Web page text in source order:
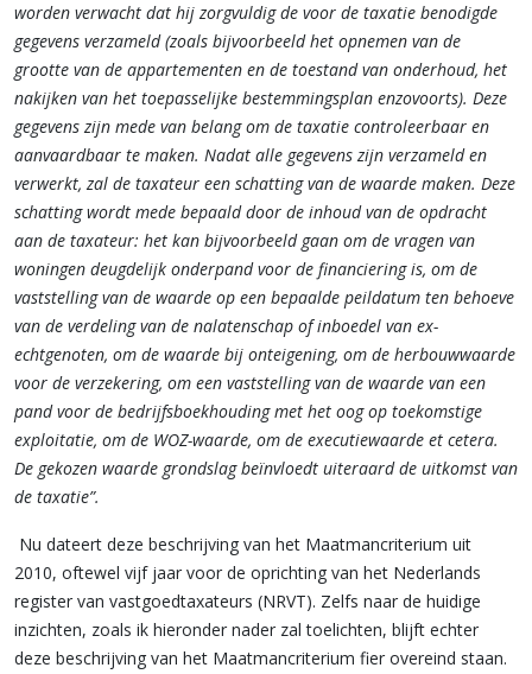
worden verwacht dat hij zorgvuldig de voor de taxatie benodigde
gegevens verzameld (zoals bijvoorbeeld het opnemen van de
grootte van de appartementen en de toestand van onderhoud, het
nakijken van het toepasselijke bestemmingsplan enzovoorts). Deze
gegevens zijn mede van belang om de taxatie controleerbaar en
aanvaardbaar te maken. Nadat alle gegevens zijn verzameld en
verwerkt, zal de taxateur een schatting van de waarde maken. Deze
schatting wordt mede bepaald door de inhoud van de opdracht
aan de taxateur: het kan bijvoorbeeld gaan om de vragen van
woningen deugdelijk onderpand voor de financiering is, om de
vaststelling van de waarde op een bepaalde peildatum ten behoeve
van de verdeling van de nalatenschap of inboedel van ex-
echtgenoten, om de waarde bij onteigening, om de herbouwwaarde
voor de verzekering, om een vaststelling van de waarde van een
pand voor de bedrijfsboekhouding met het oog op toekomstige
exploitatie, om de WOZ-waarde, om de executiewaarde et cetera.
De gekozen waarde grondslag beïnvloedt uiteraard de uitkomst van
de taxatie”.
Nu dateert deze beschrijving van het Maatmancriterium uit
2010, oftewel vijf jaar voor de oprichting van het Nederlands
register van vastgoedtaxateurs (NRVT). Zelfs naar de huidige
inzichten, zoals ik hieronder nader zal toelichten, blijft echter
deze beschrijving van het Maatmancriterium fier overeind staan.